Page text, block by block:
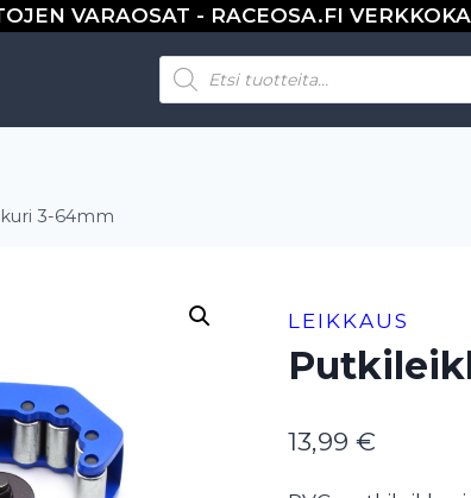
VARAOSAT - RACEOSA.FI
Products
search
3-64mm
LEIKKAUS
13,99€